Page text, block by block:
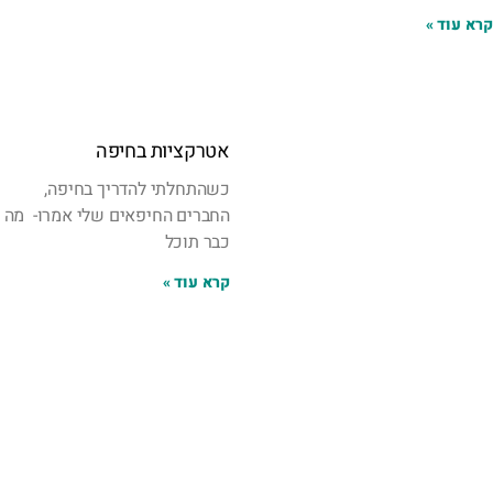
קרא עוד »
אטרקציות בחיפה
כשהתחלתי להדריך בחיפה,
החברים החיפאים שלי אמרו- מה
כבר תוכל
קרא עוד »